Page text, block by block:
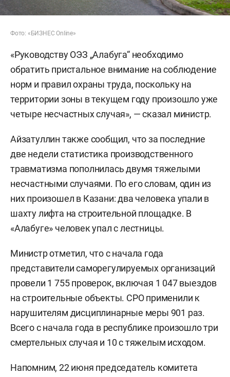
Фото: «БИЗНЕС Online»
«Руководству ОЭЗ „Алабуга“ необходимо
обратить пристальное внимание на соблюдение
норм и правил охраны труда, поскольку на
территории зоны в текущем году произошло уже
четыре несчастных случая», — сказал министр.
Айзатуллин также сообщил, что за последние
две недели статистика производственного
травматизма пополнилась двумя тяжелыми
несчастными случаями. По его словам, один из
них произошел в Казани: два человека упали в
шахту лифта на строительной площадке. В
«Алабуге» человек упал с лестницы.
Министр отметил, что с начала года
представители саморегулируемых организаций
провели 1 755 проверок, включая 1 047 выездов
на строительные объекты. СРО применили к
нарушителям дисциплинарные меры 901 раз.
Всего с начала года в республике произошло три
смертельных случая и 10 с тяжелым исходом.
Напомним, 22 июня председатель комитета